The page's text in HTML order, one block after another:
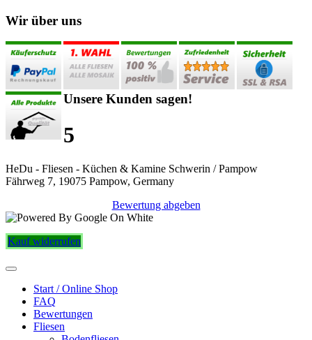
Wir über uns
Unsere Kunden sagen!
5
HeDu - Fliesen - Küchen & Kamine Schwerin / Pampow
Fährweg 7, 19075 Pampow, Germany
Bewertung abgeben
Kauf widerrufen
Start / Online Shop
FAQ
Bewertungen
Fliesen